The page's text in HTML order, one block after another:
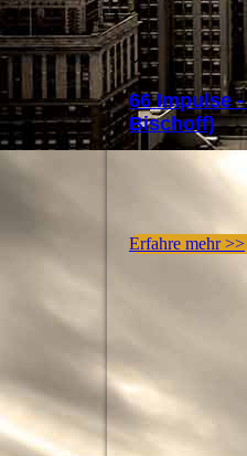
66 Impulse
Bischoff)
Erfahre mehr >>